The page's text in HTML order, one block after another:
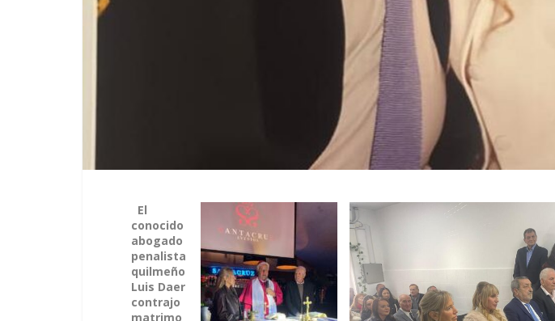
El
conocido
abogado
penalista
quilmeño
Luis Daer
contrajo
matrimo